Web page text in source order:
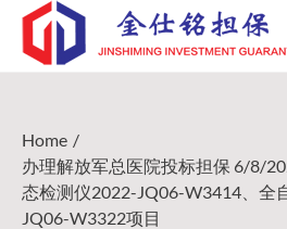
Skip
content
Home
办理解放军总医院投标担保 6/8/
态检测仪2022-JQ06-W3414、全
JQ06-W3322项目